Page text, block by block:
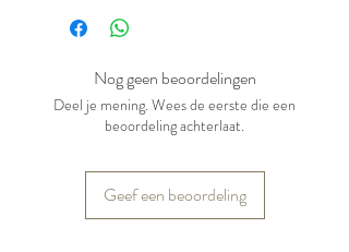
Nog geen beoordelingen
Deel je mening. Wees de eerste die een
beoordeling achterlaat.
Geef een beoordeling